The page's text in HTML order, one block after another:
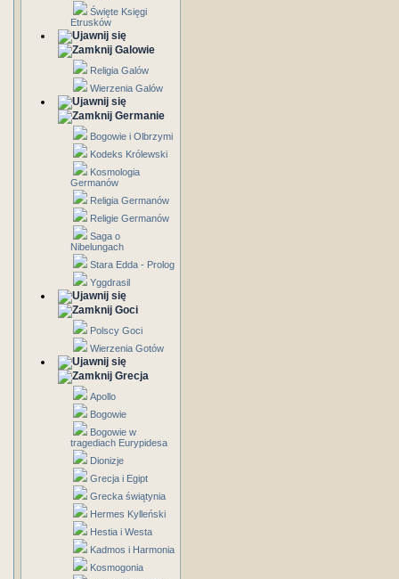
Święte Księgi
Etrusków
Galowie
Religia Galów
Wierzenia Galów
Germanie
Bogowie i Olbrzymi
Kodeks Królewski
Kosmologia
Germanów
Religia Germanów
Religie Germanów
Saga o
Nibelungach
Stara Edda - Prolog
Yggdrasil
Goci
Polscy Goci
Wierzenia Gotów
Grecja
Apollo
Bogowie
Bogowie w
tragediach Eurypidesa
Dionizje
Grecja i Egipt
Grecka świątynia
Hermes Kylleński
Hestia i Westa
Kadmos i Harmonia
Kosmogonia